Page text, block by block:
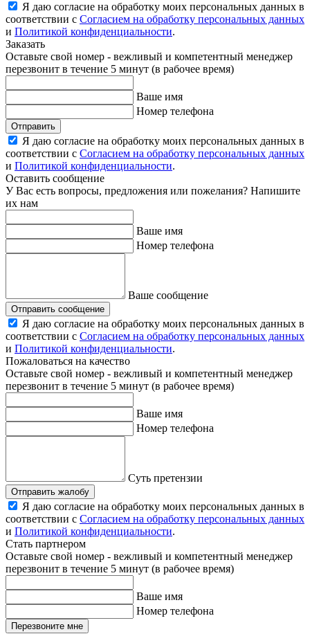
Я даю согласие на обработку моих персональных данных в
соответствии с Согласием на обработку персональных данных
и Политикой конфиденциальности.
Заказать
Оставьте свой номер - вежливый и компетентный менеджер
перезвонит в течение 5 минут (в рабочее время)
Ваше имя
Номер телефона
Отправить
Я даю согласие на обработку моих персональных данных в
соответствии с Согласием на обработку персональных данных
и Политикой конфиденциальности.
Оставить сообщение
У Вас есть вопросы, предложения или пожелания? Напишите
их нам
Ваше имя
Номер телефона
Ваше сообщение
Отправить сообщение
Я даю согласие на обработку моих персональных данных в
соответствии с Согласием на обработку персональных данных
и Политикой конфиденциальности.
Пожаловаться на качество
Оставьте свой номер - вежливый и компетентный менеджер
перезвонит в течение 5 минут (в рабочее время)
Ваше имя
Номер телефона
Суть претензии
Отправить жалобу
Я даю согласие на обработку моих персональных данных в
соответствии с Согласием на обработку персональных данных
и Политикой конфиденциальности.
Стать партнером
Оставьте свой номер - вежливый и компетентный менеджер
перезвонит в течение 5 минут (в рабочее время)
Ваше имя
Номер телефона
Перезвоните мне